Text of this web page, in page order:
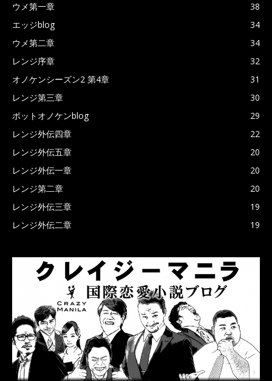
ウメ第一章
38
エッジblog
34
ウメ第二章
34
レンジ序章
32
オノケンシーズン2 第4章
31
レンジ第三章
30
ポットオノケンblog
29
レンジ外伝四章
22
レンジ外伝五章
20
レンジ外伝一章
20
レンジ第二章
20
レンジ外伝三章
19
レンジ外伝二章
19